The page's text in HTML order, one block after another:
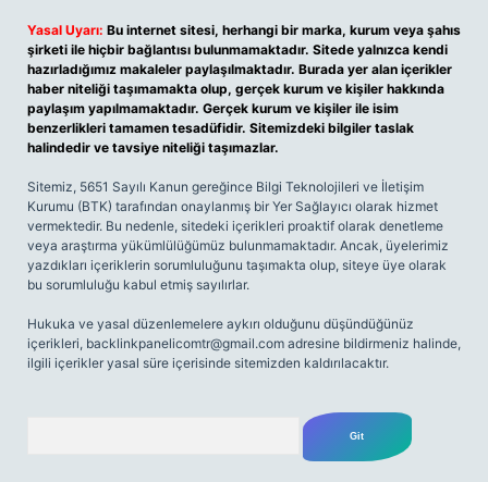
Yasal Uyarı: Bu internet sitesi, herhangi bir marka, kurum veya şahıs
şirketi ile hiçbir bağlantısı bulunmamaktadır. Sitede yalnızca kendi
hazırladığımız makaleler paylaşılmaktadır. Burada yer alan içerikler
haber niteliği taşımamakta olup, gerçek kurum ve kişiler hakkında
paylaşım yapılmamaktadır. Gerçek kurum ve kişiler ile isim
benzerlikleri tamamen tesadüfidir. Sitemizdeki bilgiler taslak
halindedir ve tavsiye niteliği taşımazlar.
Sitemiz, 5651 Sayılı Kanun gereğince Bilgi Teknolojileri ve İletişim
Kurumu (BTK) tarafından onaylanmış bir Yer Sağlayıcı olarak hizmet
vermektedir. Bu nedenle, sitedeki içerikleri proaktif olarak denetleme
veya araştırma yükümlülüğümüz bulunmamaktadır. Ancak, üyelerimiz
yazdıkları içeriklerin sorumluluğunu taşımakta olup, siteye üye olarak
bu sorumluluğu kabul etmiş sayılırlar.
Hukuka ve yasal düzenlemelere aykırı olduğunu düşündüğünüz
içerikleri, backlinkpanelicomtr@gmail.com adresine bildirmeniz halinde,
ilgili içerikler yasal süre içerisinde sitemizden kaldırılacaktır.